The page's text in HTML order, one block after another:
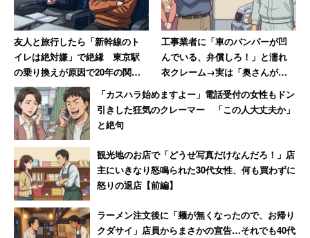
う……ガムもついてくるぞ！
友人と旅行したら「新幹線のト
イレは絶対嫌」で絶縁 東京駅
の乗り換えが原因で20年の関係
に終止符を打った女性
工事業者に「車のバンパーが凹
んでいる、弁償しろ！」と濡れ
衣クレーム→実は「奥さんが買
い物に出てぶつけた」、真相判
明も謝罪なし
「カスハラ始めますよー」電話受付の女性もドン
引きした狂気のクレーマー 「この人大丈夫か」
と絶句
観光地のお店で「どうせ写真だけなんだろ！」店
主にいきなり怒鳴られた30代女性、何も買わずに
怒りの退店【前編】
ラーメン注文後に「麺が無くなったので、お帰り
クダサイ」店員からまさかの宣告…それでも40代